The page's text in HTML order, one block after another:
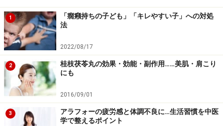
JPS-41白虎加人参湯エキス錠（JPS製薬）
ツムラ 白虎加人参湯エキス顆粒（ツムラ・医療用）
マツウラ 白虎加人参湯エキス細粒（松浦漢方）
「白虎加人参湯」の漢方的メカニズム＜中
級者向けトリビア＞
暑温熱盛津傷証に用いるもので、清熱と益気生津の作用
があります。
1
「癇癪持ちの子ども」「キレやすい子」への対処
法
2022/08/17
2
桂枝茯苓丸の効果・効能・副作用……美肌・肩こり
にも
2016/09/01
3
アラフォーの疲労感と体調不良に…生活習慣を中医
学で整えるポイント